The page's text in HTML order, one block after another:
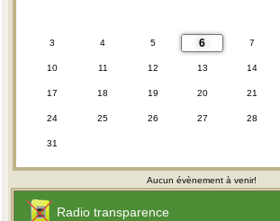
3 4 5 6 7
10 11 12 13 14
17 18 19 20 21
24 25 26 27 28
31
Aucun évènement à venir!
Radio transparence